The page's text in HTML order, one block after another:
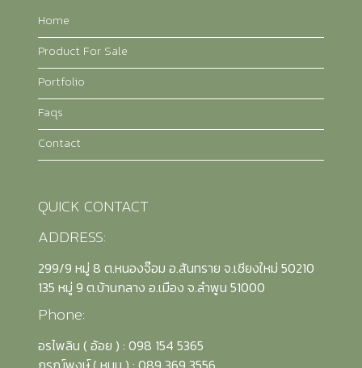
Home
Product For Sale
Portfolio
Faqs
Contact
QUICK CONTACT
ADDRESS:
299/9 หมู่ 8 ต.หนองจ๊อม อ.สันทราย จ.เชียงใหม่ 50210
135 หมู่ 9 ต.บ้านกลาง อ.เมือง จ.ลำพูน 51000
Phone:
อรไพลิน ( อ้อย ) : 098 154 5365